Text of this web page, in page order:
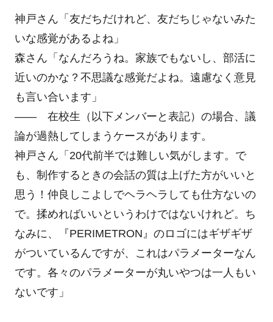
神戸さん「友だちだけれど、友だちじゃないみた
いな感覚があるよね」
森さん「なんだろうね。家族でもないし、部活に
近いのかな？不思議な感覚だよね。遠慮なく意見
も言い合います」
―― 在校生（以下メンバーと表記）の場合、議
論が過熱してしまうケースがあります。
神戸さん「20代前半では難しい気がします。で
も、制作するときの会話の質は上げた方がいいと
思う！仲良しこよしでヘラヘラしても仕方ないの
で。揉めればいいというわけではないけれど。ち
なみに、『PERIMETRON』のロゴにはギザギザ
がついているんですが、これはパラメーターなん
です。各々のパラメーターが丸いやつは一人もい
ないです」